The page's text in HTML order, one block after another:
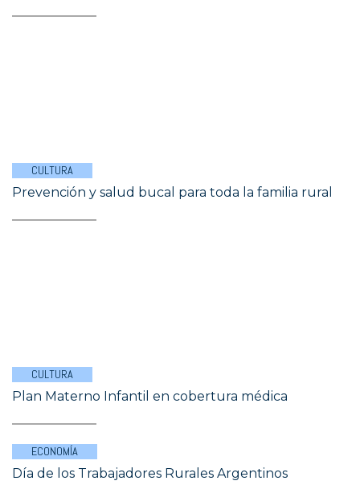
CULTURA
Prevención y salud bucal para toda la familia rural
CULTURA
Plan Materno Infantil en cobertura médica
ECONOMÍA
Día de los Trabajadores Rurales Argentinos